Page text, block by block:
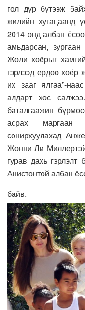
гол дүр бүтээж
жилийн хугацаанд
2014 онд албан
амьдарсан,
Жоли хоёрыг
гэрлээд ердөө хоёр
их зааг ялгаа”-
алдарт хос
баталгаажин
асрах маргаан
сонирхуулахад
Жонни Ли
гурав дахь
Анистонтой албан
байв.